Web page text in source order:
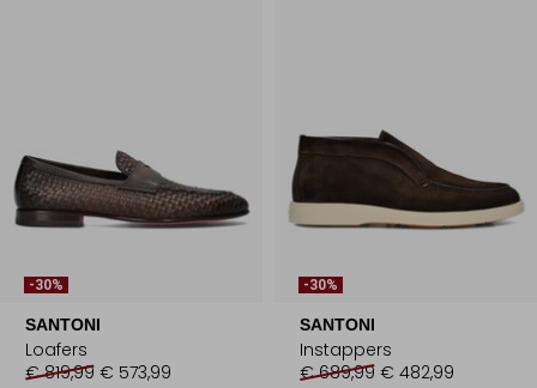
-30%
SANTONI
Loafers
€ 819,99 € 573,99
-30%
SANTONI
Instappers
€ 689,99 € 482,99